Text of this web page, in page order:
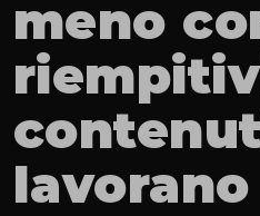
meno
lavorano